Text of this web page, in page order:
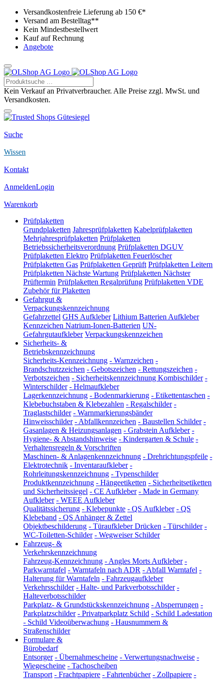
Versandkostenfreie Lieferung ab 150 €*
Versand am Bestelltag**
Kein Mindestbestellwert
Kauf auf Rechnung
Angebote
Kein Verkauf an Privatverbraucher. Alle Preise zzgl. MwSt. und
Versandkosten.
Suche
Wissen
Kontakt
AnmeldenLogin
Warenkorb
Prüfplaketten
Grundplaketten Jahresprüfplaketten Kabelprüfplaketten
Mehrjahresprüfplaketten Prüfplaketten
Betriebssicherheitsverordnung Prüfplaketten DGUV
Prüfplaketten Elektro Prüfplaketten Feuerlöscher
Prüfplaketten Gas Prüfplaketten Geprüft Prüfplaketten Leitern
Prüfplaketten Nächste Wartung Prüfplaketten Nächster
Prüftermin Prüfplaketten Regalprüfung Prüfplaketten VDE
Zubehör für Plaketten
Gefahrgut &
Verpackungskennzeichnung
Gefahrzettel GHS Aufkleber Lithium Batterien Aufkleber
Kennzeichen Natrium-Ionen-Batterien UN-
Gefahrgutaufkleber Verpackungskennzeichen
Sicherheits- &
Betriebskennzeichnung
Sicherheits-Kennzeichnung - Warnzeichen -
Brandschutzzeichen - Gebotszeichen - Rettungszeichen -
Verbotszeichen - Sicherheitskennzeichnung Kombischilder -
Winterschilder - Helmaufkleber
Lagerkennzeichnung - Bodenmarkierung - Etikettentaschen -
Klebebuchstaben & Klebezahlen - Regalschilder -
Traglastschilder - Warnmarkierungsbänder
Hinweisschilder - Abfallkennzeichen - Baustellen Schilder -
Gasanlagen & Heizungsanlagen - Grabstein Aufkleber -
Hygiene- & Abstandshinweise - Kindergarten & Schule -
Verhaltensregeln & Vorschriften
Maschinen- & Anlagenkennzeichnung - Drehrichtungspfeile -
Elektrotechnik - Inventaraufkleber -
Rohrleitungskennzeichnung - Typenschilder
Produktkennzeichnung - Hängeetiketten - Sicherheitsetiketten
und Sicherheitssiegel - CE Aufkleber - Made in Germany
Aufkleber - WEEE Aufkleber
Qualitätssicherung - Klebepunkte - QS Aufkleber - QS
Klebeband - QS Anhänger & Zettel
Objektbeschilderung - Türaufkleber Drücken - Türschilder -
WC-Toiletten-Schilder - Wegweiser Schilder
Fahrzeug- &
Verkehrskennzeichnung
Fahrzeug-Kennzeichnung - Angles Morts Aufkleber -
Parkwarntafel - Warntafeln nach ADR - Abfall Warntafel -
Halterung für Warntafeln - Fahrzeugaufkleber
Verkehrsschilder - Halte- und Parkverbotsschilder -
Halteverbotsschilder
Parkplatz- & Grundstückskennzeichnung - Absperrungen -
Parkplatzschilder - Privatparkplatz Schild - Schild Ladestation
- Schild Videoüberwachung - Hausnummern &
Straßenschilder
Formulare &
Bürobedarf
Entsorger - Übernahmescheine - Verwertungsnachweise -
Wiegescheine - Tachoscheiben
Transport - Frachtpapiere - Fahrtenbücher - Zollpapiere -